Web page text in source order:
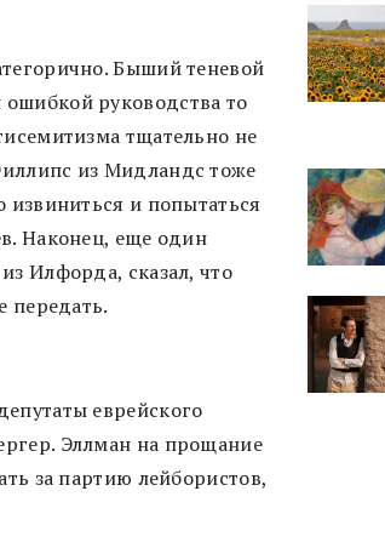
Быший теневой
руководства то
тщательно не
из Мидландс тоже
извиниться и попытаться
Наконец, еще один
Илфорда, сказал, что
передать.
еврейского
Эллман на прощание
за партию лейбористов,